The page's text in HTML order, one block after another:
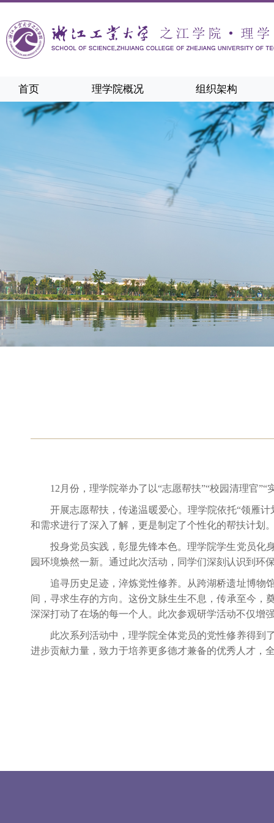
首页 理学院概况 组织架构
12月份，理学院举办了以“志愿帮扶”“校园清理官
开展志愿帮扶，传递温暖爱心。理学院依托“领雁
和需求进行了深入了解，更是制定了个性化的帮扶计划
投身党员实践，彰显先锋本色。理学院学生党员化
园环境焕然一新。通过此次活动，同学们深刻认识到环
追寻历史足迹，淬炼党性修养。从跨湖桥遗址博物
间，寻求生存的方向。这份文脉生生不息，传承至今，
深深打动了在场的每一个人。此次参观研学活动不仅增
此次系列活动中，理学院全体党员的党性修养得到
进步贡献力量，致力于培养更多德才兼备的优秀人才，